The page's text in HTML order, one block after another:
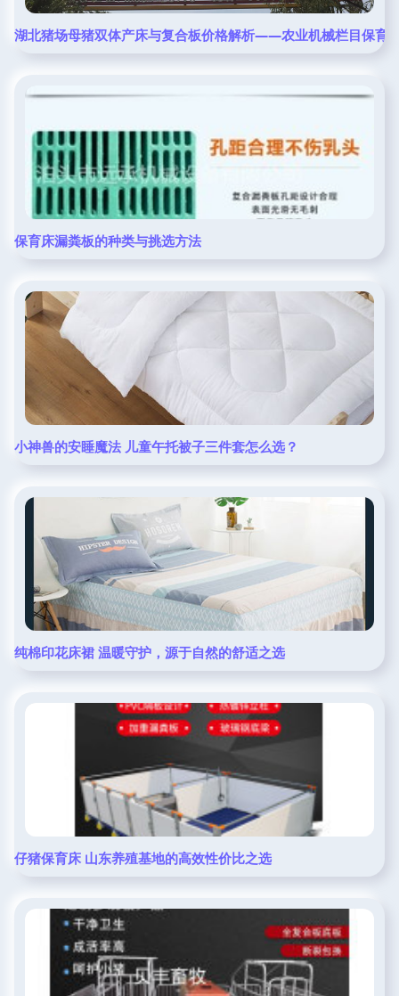
湖北猪场母猪双体产床与复合板价格解析——农业机械栏目保育
保育床漏粪板的种类与挑选方法
小神兽的安睡魔法 儿童午托被子三件套怎么选？
纯棉印花床裙 温暖守护，源于自然的舒适之选
仔猪保育床 山东养殖基地的高效性价比之选